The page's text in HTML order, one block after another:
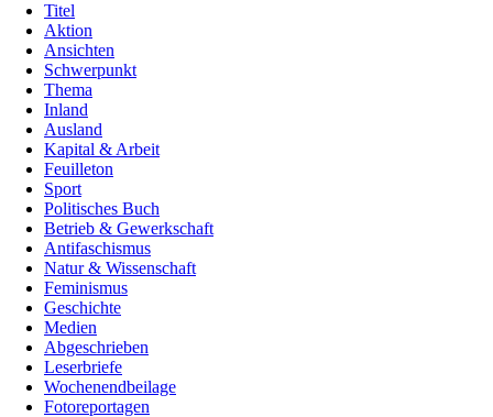
Titel
Aktion
Ansichten
Schwerpunkt
Thema
Inland
Ausland
Kapital & Arbeit
Feuilleton
Sport
Politisches Buch
Betrieb & Gewerkschaft
Antifaschismus
Natur & Wissenschaft
Feminismus
Geschichte
Medien
Abgeschrieben
Leserbriefe
Wochenendbeilage
Fotoreportagen